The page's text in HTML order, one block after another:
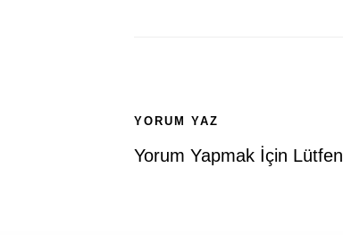
YORUM YAZ
Yorum Yapmak İçin Lütfen